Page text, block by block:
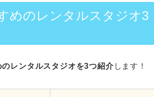
めのレンタルスタジオ3
レンタルスタジオを3つ紹介 します！